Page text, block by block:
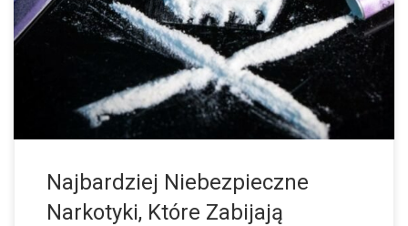
Narkotyki istnieją od tysięcy lat. Na początku były ekstrahowane
bardziej […]
Najbardziej Niebezpieczne
Narkotyki, Które Zabijają